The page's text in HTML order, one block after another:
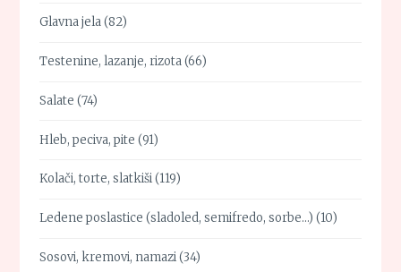
Glavna jela(82)
Testenine, lazanje, rizota(66)
Salate (74)
Hleb, peciva, pite (91)
Kolači, torte, slatkiši(119)
Ledene poslastice (sladoled, semifredo, sorbe…) (10)
Sosovi, kremovi, namazi(34)